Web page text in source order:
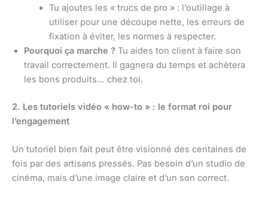
Tu ajoutes les « trucs de pro » : l’outillage à
utiliser pour une découpe nette, les erreurs de
fixation à éviter, les normes à respecter.
Pourquoi ça marche ? Tu aides ton client à faire son
travail correctement. Il gagnera du temps et achètera
les bons produits… chez toi.
2. Les tutoriels vidéo « how-to » : le format roi pour
l’engagement
Un tutoriel bien fait peut être visionné des centaines de
fois par des artisans pressés. Pas besoin d’un studio de
cinéma, mais d’une image claire et d’un son correct.